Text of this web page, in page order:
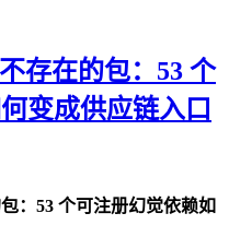
存在的包：53 个
变成供应链入口
：53 个可注册幻觉依赖如